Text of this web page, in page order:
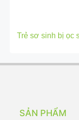
Trẻ sơ sinh bị ọc
SẢN PHẨM